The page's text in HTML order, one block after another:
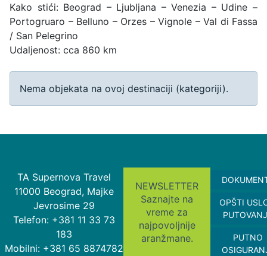
Kako stići: Beograd – Ljubljana – Venezia – Udine –
Portogruaro – Belluno – Orzes – Vignole – Val di Fassa
/ San Pelegrino
Udaljenost: cca 860 km
Info
Nema objekata na ovoj destinaciji (kategoriji).
TA Supernova Travel
11000 Beograd, Majke
Jevrosime 29
Telefon: +381 11 33 73
183
Mobilni: +381 65 8874782
NEWSLETTER
Saznajte na
vreme za
najpovoljnije
aranžmane.
OPŠTI
PUTNO